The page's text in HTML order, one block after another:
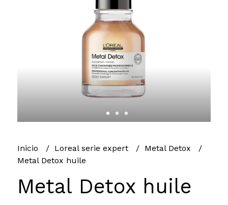
Inicio Loreal serie expert
Metal Detox
Metal Detox huile
Metal Detox huile